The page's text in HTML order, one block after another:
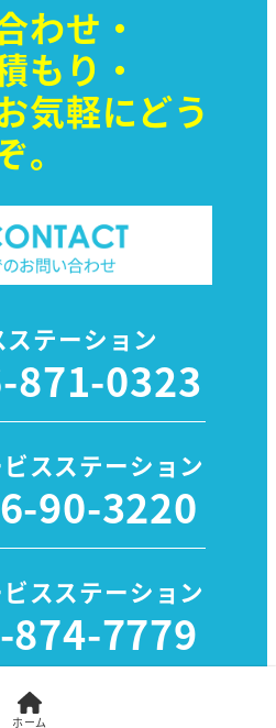
わせ・
もり・
気軽にどう
。
テーション
871-0323
スステーション
90-3220
スステーション
874-7779
ホーム